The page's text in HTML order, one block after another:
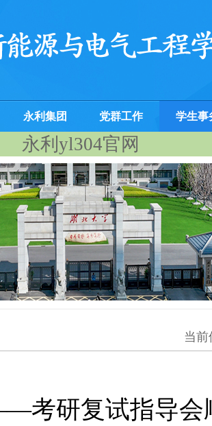
永利yl304官网
永利集团 党群工作 学生事
当前
考研复试指导会